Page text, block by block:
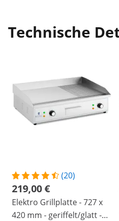
Technische
(20)
219,00 €
Elektro Grillplatte - 727 x
420 mm - geriffelt/glatt -